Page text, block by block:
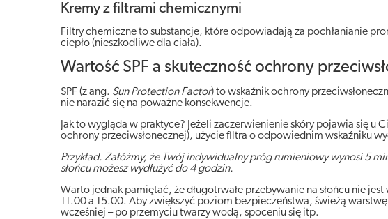
Kremy z filtrami chemicznymi
Filtry chemiczne to substancje, które odpowiadają za pochłanianie
ciepło (nieszkodliwe dla ciała).
Wartość SPF a skuteczność ochrony
SPF (z ang. Sun Protection Factor) to wskaźnik ochrony
nie narazić się na poważne konsekwencje.
Jak to wygląda w praktyce? Jeżeli zaczerwienienie skóry pojawia się u
ochrony przeciwsłonecznej), użycie filtra o odpowiednim wskaźniku
Przykład. Załóżmy, że Twój indywidualny próg rumieniowy wynosi 5
słońcu możesz wydłużyć do 4 godzin.
Warto jednak pamiętać, że długotrwałe przebywanie na słońcu nie
11.00 a 15.00. Aby zwiększyć poziom bezpieczeństwa, świeżą
wcześniej – po przemyciu twarzy wodą, spoceniu się itp.